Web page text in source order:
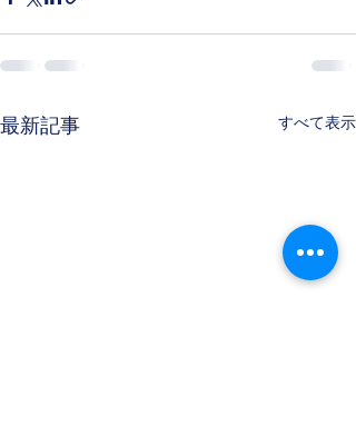
最新記事 すべて表示